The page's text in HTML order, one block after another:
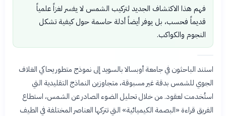
فهم هذا الاكتشاف الجديد لتركيب الشمس لا يفسر لغزاً علمياً
قديماً فحسب، بل يوفر أيضاً أدلة حاسمة حول كيفية تشكل
النجوم والكواكب.
استند الباحثون في جامعة أوبسالا بالسويد إلى نموذج متطور يحاكي الغلاف
الجوي للشمس بدقة غير مسبوقة، متجاوزين النماذج التقليدية التي
استُخدمت لعقود. من خلال تحليل الضوء الصادر عن الشمس، استطاع
الفريق قراءة «البصمة الكيميائية» التي تتركها العناصر المختلفة في الطيف